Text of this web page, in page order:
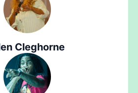
Cleghorne